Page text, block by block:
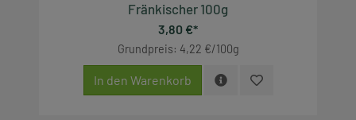
Fränkischer 100g
3,80 €*
Grundpreis: 4,22 €/100g
In den Warenkorb